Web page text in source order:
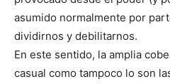
asumido normalmente por
dividirnos y debilitarnos.
En este sentido, la amplia
casual como tampoco lo son